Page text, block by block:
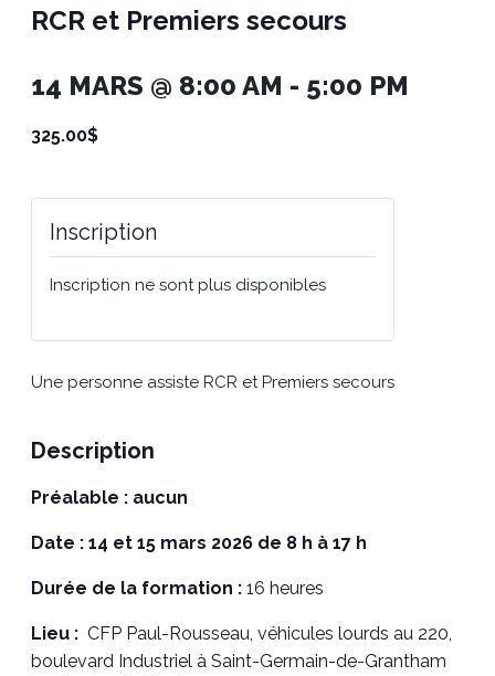
RCR et Premiers secours
14 MARS @ 8:00 AM - 5:00 PM
325.00$
Inscription
Inscription ne sont plus disponibles
Une personne assiste RCR et Premiers secours
Description
Préalable : aucun
Date : 14 et 15 mars 2026 de 8 h à 17 h
Durée de la formation : 16 heures
Lieu : CFP Paul-Rousseau, véhicules lourds au 220,
boulevard Industriel à Saint-Germain-de-Grantham